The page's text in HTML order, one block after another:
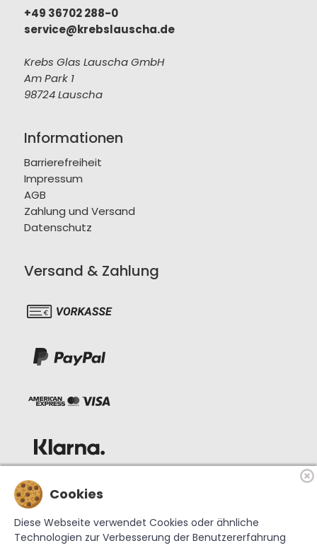
+49 36702 288-0
service@krebslauscha.de
Krebs Glas Lauscha GmbH
Am Park 1
98724 Lauscha
Informationen
Barrierefreiheit
Impressum
AGB
Zahlung und Versand
Datenschutz
Versand & Zahlung
Cookies
Diese Webseite verwendet Cookies oder ähnliche
Technologien zur Verbesserung der Benutzererfahrung